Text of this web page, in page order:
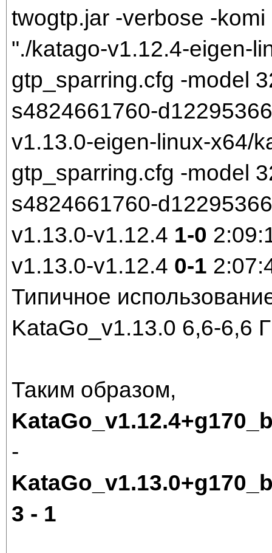
twogtp.jar -verbose -
"./katago-v1.12.4-eigen-
gtp_sparring.cfg -model
s4824661760-
v1.13.0-eigen-linux-x64/
gtp_sparring.cfg -model
s4824661760-
v1.13.0-v1.12.4 1-0
v1.13.0-v1.12.4 0-1
Типичное
KataGo_v1.13.0 6,6-6,6
Таким образом,
-
3 - 1